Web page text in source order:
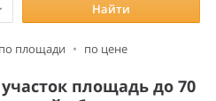
Найти
по площади • по цене
площадь до 70